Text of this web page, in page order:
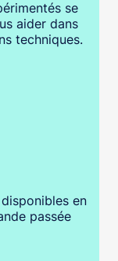
se
aider dans
techniques.
en
passée